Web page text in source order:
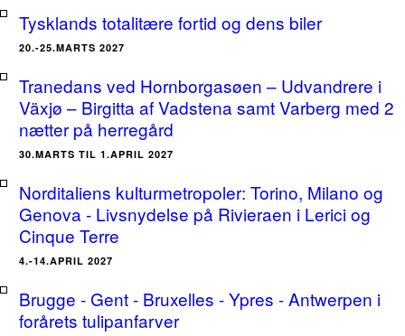
Tysklands totalitære fortid og dens biler
20.-25.MARTS 2027
Tranedans ved Hornborgasøen – Udvandrere i
Växjø – Birgitta af Vadstena samt Varberg med 2
nætter på herregård
30.MARTS TIL 1.APRIL 2027
Norditaliens kulturmetropoler: Torino, Milano og
Genova - Livsnydelse på Rivieraen i Lerici og
Cinque Terre
4.-14.APRIL 2027
Brugge - Gent - Bruxelles - Ypres - Antwerpen i
forårets tulipanfarver